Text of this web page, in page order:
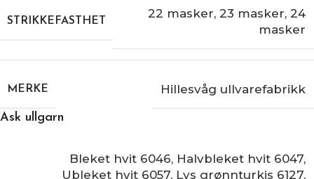
STRIKKEFASTHET
22 masker, 23 masker, 24
masker
MERKE Hillesvåg ullvarefabrikk
Ask ullgarn
Bleket hvit 6046, Halvbleket hvit 6047,
Ubleket hvit 6057, Lys grønnturkis 6127,